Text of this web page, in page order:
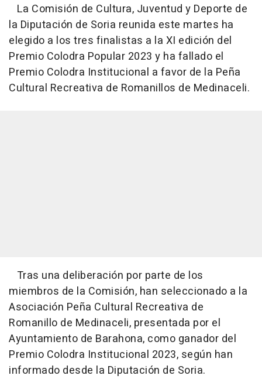
La Comisión de Cultura, Juventud y Deporte de
la Diputación de Soria reunida este martes ha
elegido a los tres finalistas a la XI edición del
Premio Colodra Popular 2023 y ha fallado el
Premio Colodra Institucional a favor de la Peña
Cultural Recreativa de Romanillos de Medinaceli.
Tras una deliberación por parte de los
miembros de la Comisión, han seleccionado a la
Asociación Peña Cultural Recreativa de
Romanillo de Medinaceli, presentada por el
Ayuntamiento de Barahona, como ganador del
Premio Colodra Institucional 2023, según han
informado desde la Diputación de Soria.